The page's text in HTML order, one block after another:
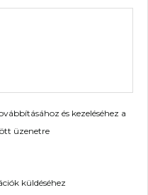
és kezeléséhez a
üzenetre
küldéséhezDob 4013SL